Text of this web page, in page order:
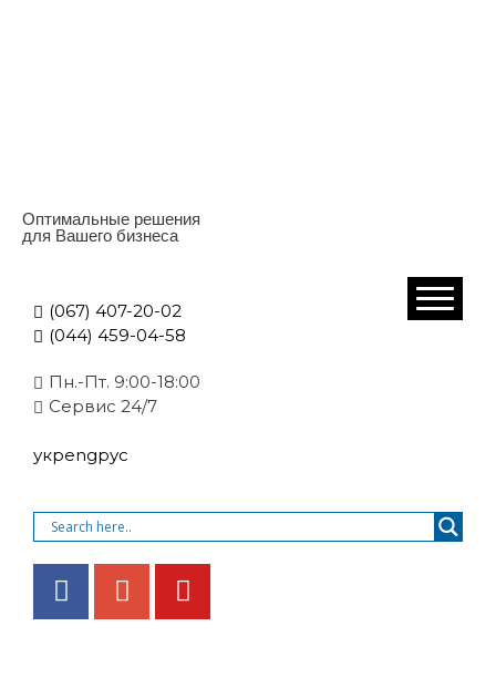
Оптимальные решения
для Вашего бизнеса
(067) 407-20-02
(044) 459-04-58
Пн.-Пт. 9:00-18:00
Cервис 24/7
укрengрус